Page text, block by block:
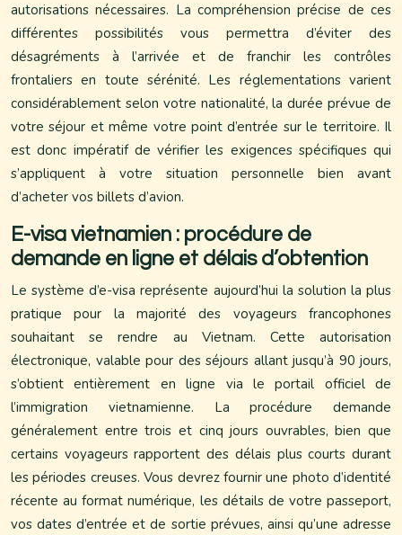
autorisations nécessaires. La compréhension précise de ces
différentes possibilités vous permettra d’éviter des
désagréments à l’arrivée et de franchir les contrôles
frontaliers en toute sérénité. Les réglementations varient
considérablement selon votre nationalité, la durée prévue de
votre séjour et même votre point d’entrée sur le territoire. Il
est donc impératif de vérifier les exigences spécifiques qui
s’appliquent à votre situation personnelle bien avant
d’acheter vos billets d’avion.
E-visa vietnamien : procédure de
demande en ligne et délais d’obtention
Le système d’e-visa représente aujourd’hui la solution la plus
pratique pour la majorité des voyageurs francophones
souhaitant se rendre au Vietnam. Cette autorisation
électronique, valable pour des séjours allant jusqu’à 90 jours,
s’obtient entièrement en ligne via le portail officiel de
l’immigration vietnamienne. La procédure demande
généralement entre trois et cinq jours ouvrables, bien que
certains voyageurs rapportent des délais plus courts durant
les périodes creuses. Vous devrez fournir une photo d’identité
récente au format numérique, les détails de votre passeport,
vos dates d’entrée et de sortie prévues, ainsi qu’une adresse